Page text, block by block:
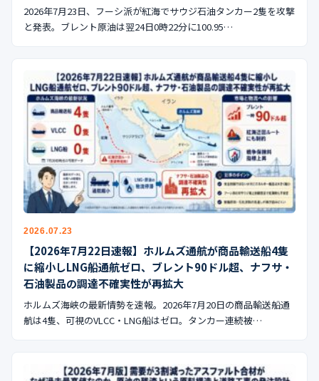
2026年7月23日、フーシ派が紅海でサウジ石油タンカー2隻を攻撃
と発表。ブレント原油は翌24日0時22分に100.95…
2026.07.23
【2026年7月22日速報】ホルムズ通航が商品輸送船4隻
に縮小しLNG船通航ゼロ、ブレント90ドル超、ナフサ・
石油製品の調達不確実性が再拡大
ホルムズ海峡の最新情勢を速報。2026年7月20日の商品輸送船通
航は4隻、可視のVLCC・LNG船はゼロ。タンカー連続被…